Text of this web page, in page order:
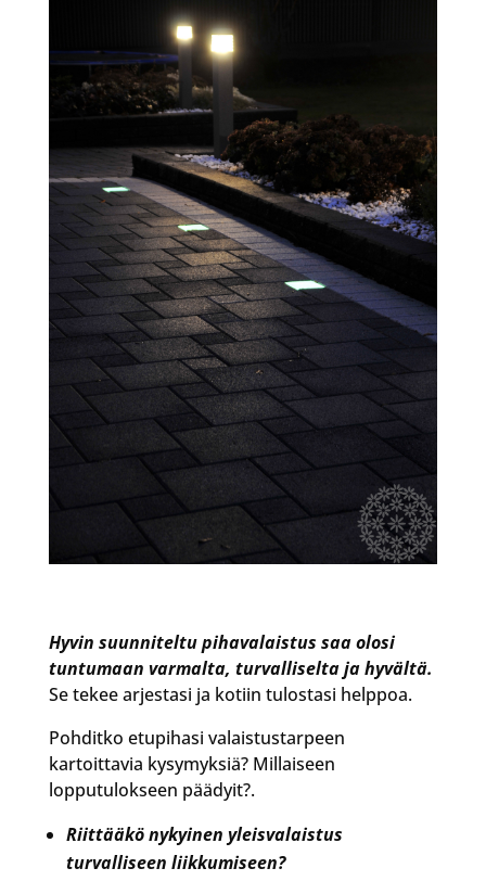
Hyvin suunniteltu pihavalaistus saa olosi
tuntumaan varmalta, turvalliselta ja hyvältä.
Se tekee arjestasi ja kotiin tulostasi helppoa.
Pohditko etupihasi valaistustarpeen
kartoittavia kysymyksiä? Millaiseen
lopputulokseen päädyit?.
Riittääkö nykyinen yleisvalaistus
turvalliseen liikkumiseen?